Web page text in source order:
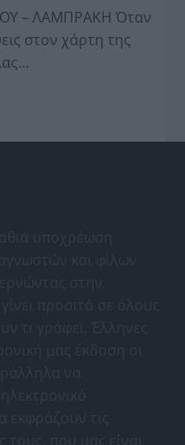
– ΛΑΜΠΡΑΚΗ Όταν
στον χάρτη της